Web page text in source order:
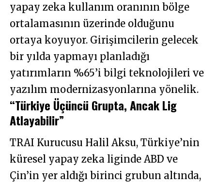
yapay zeka kullanım oranının bölge
ortalamasının üzerinde olduğunu
ortaya koyuyor. Girişimcilerin gelecek
bir yılda yapmayı planladığı
yatırımların %65’i bilgi teknolojileri ve
yazılım modernizasyonlarına yönelik.
“Türkiye Üçüncü Grupta, Ancak Lig
Atlayabilir”
TRAI Kurucusu Halil Aksu, Türkiye’nin
küresel yapay zeka liginde ABD ve
Çin’in yer aldığı birinci grubun altında,